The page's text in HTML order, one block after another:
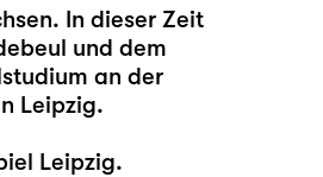
In dieser Zeit
und dem
an der
Leipzig.
Leipzig.